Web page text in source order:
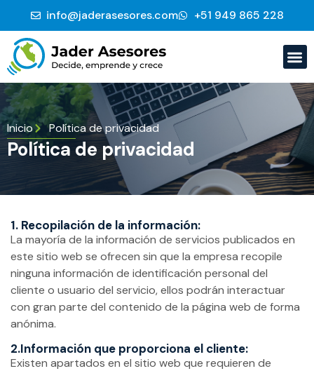
info@jaderasesores.com ‭+51 949 865 228‬
Inicio Política de privacidad
Política de privacidad
1. Recopilación de la información:
La mayoría de la información de servicios publicados en
este sitio web se ofrecen sin que la empresa recopile
ninguna información de identificación personal del
cliente o usuario del servicio, ellos podrán interactuar
con gran parte del contenido de la página web de forma
anónima.
2.Información que proporciona el cliente:
Existen apartados en el sitio web que requieren de